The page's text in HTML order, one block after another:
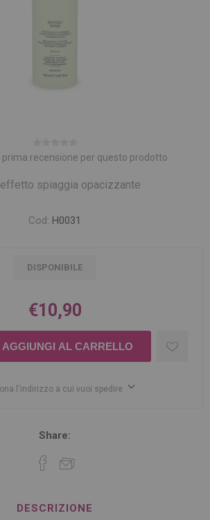
recensione per questo prodotto
spiaggia opacizzante
Cod: H0031
DISPONIBILE
€10,90
l'indirizzo a cui vuoi spedire
Share:
DESCRIZIONE